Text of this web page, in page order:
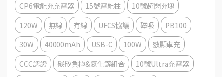
CP6電能充充電器
15號電能柱
10號超閃充塊
120W
無線 有線 UFCS協議 磁吸
PB100
30W
40000mAh USB-C 100W
數顯車充
CCC認證
碳矽負極&氮化鎵組合
10號Ultra充電器